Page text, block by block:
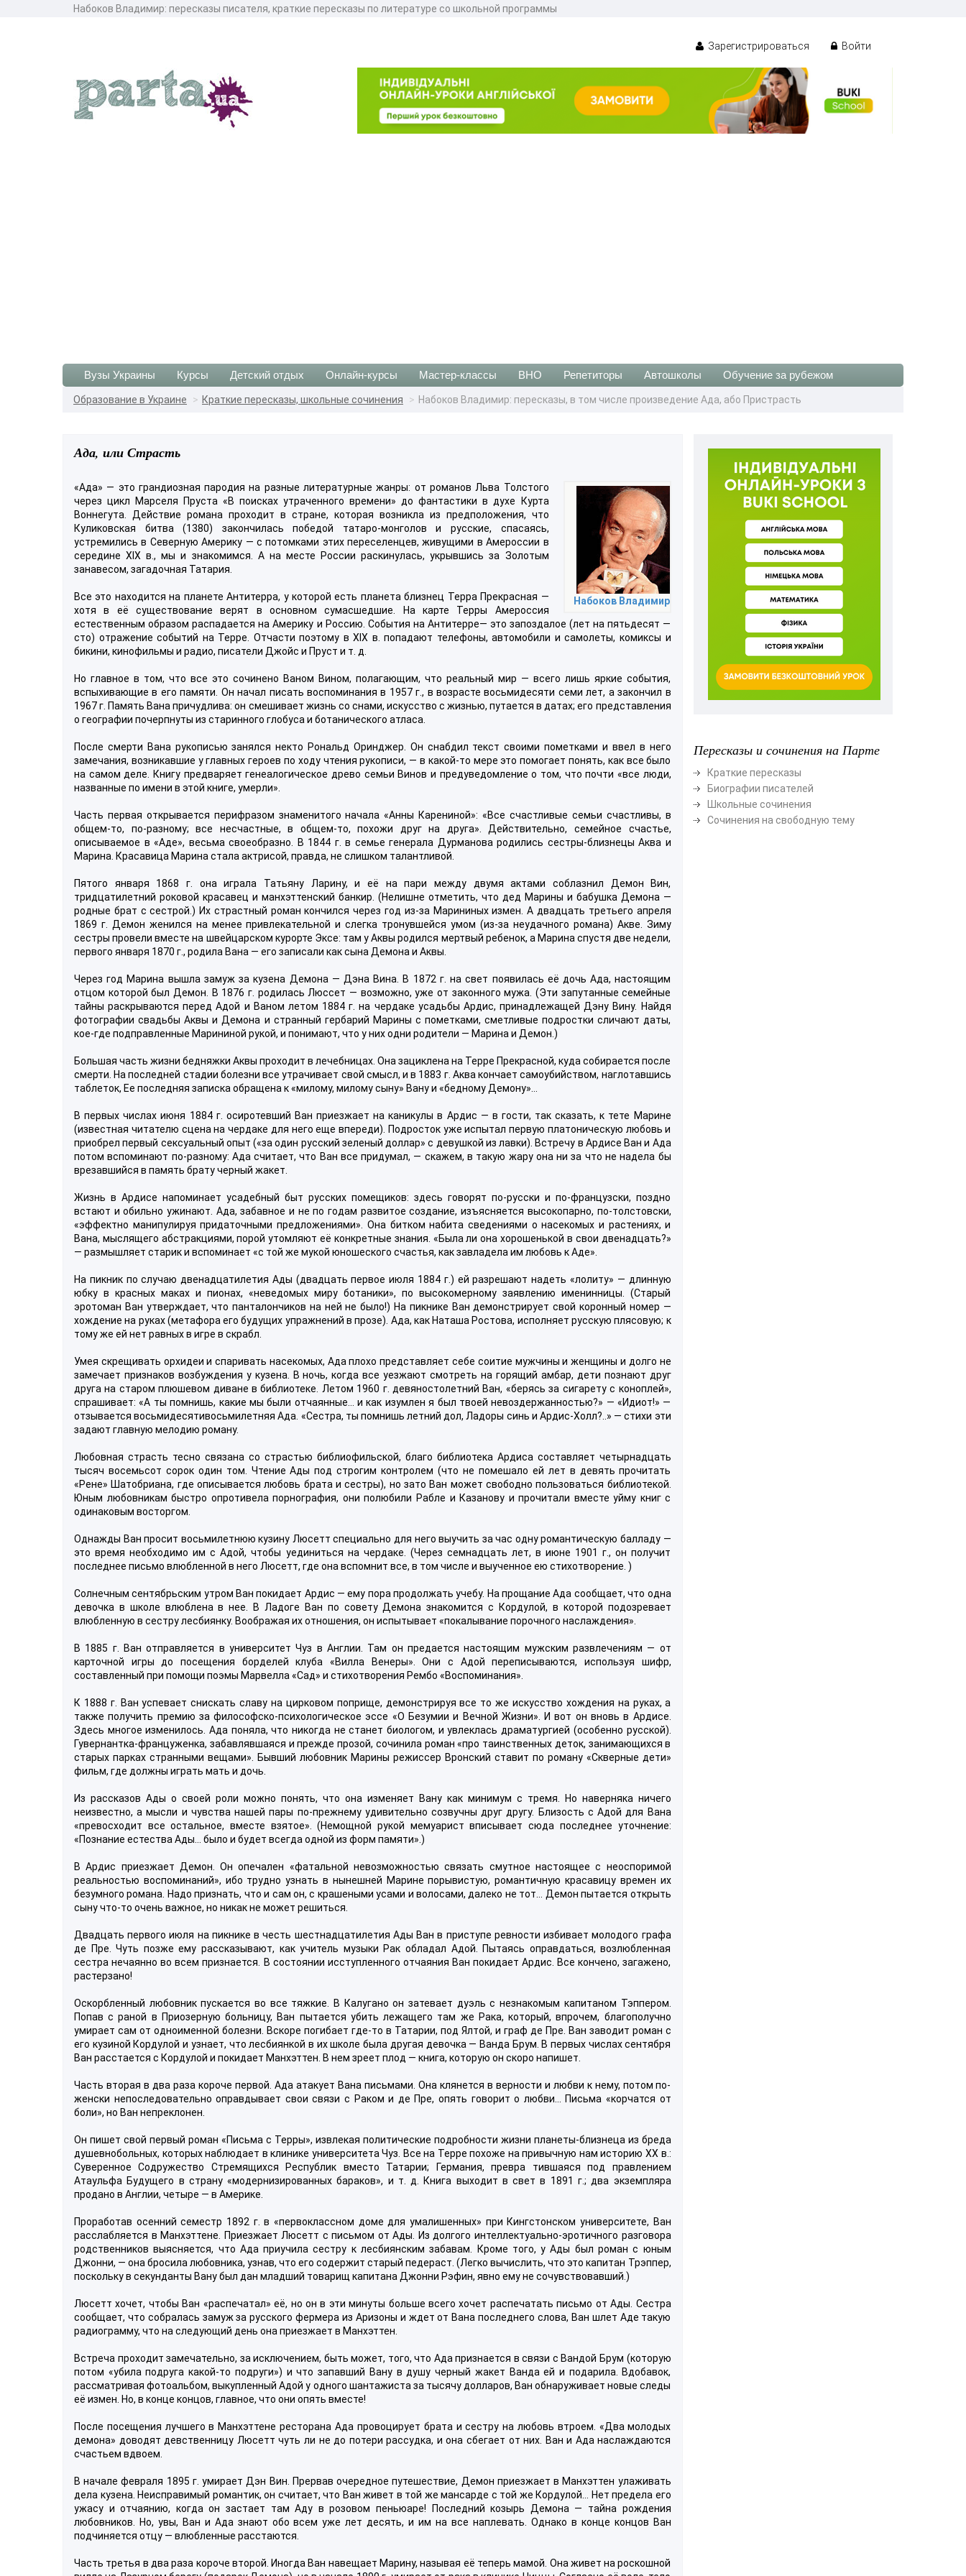
Набоков Владимир: пересказы писателя, краткие пересказы по литературе со школьной программы
Зарегистрироваться Войти
Вузы Украины Курсы Детский отдых Онлайн-курсы Мастер-классы ВНО Репетиторы Автошколы Обучение за рубежом
Образование в Украине Краткие пересказы, школьные сочинения Набоков Владимир: пересказы, в том числе произведение Ада, або Пристрасть
Ада, или Страсть
Набоков Владимир
«Ада» — это грандиозная пародия на разные литературные жанры: от романов Льва Толстого
через цикл Марселя Пруста «В поисках утраченного времени» до фантастики в духе Курта
Воннегута. Действие романа проходит в стране, которая возникла из предположения, что
Куликовская битва (1380) закончилась победой татаро-монголов и русские, спасаясь,
устремились в Северную Америку — с потомками этих переселенцев, живущими в Амероссии в
середине XIX в., мы и знакомимся. А на месте России раскинулась, укрывшись за Золотым
занавесом, загадочная Татария.
Все это находится на планете Антитерра, у которой есть планета близнец Терра Прекрасная —
хотя в её существование верят в основном сумасшедшие. На карте Терры Амероссия
естественным образом распадается на Америку и Россию. События на Антитерре— это запоздалое (лет на пятьдесят —
сто) отражение событий на Терре. Отчасти поэтому в XIX в. попадают телефоны, автомобили и самолеты, комиксы и
бикини, кинофильмы и радио, писатели Джойс и Пруст и т. д.
Но главное в том, что все это сочинено Ваном Вином, полагающим, что реальный мир — всего лишь яркие события,
вспыхивающие в его памяти. Он начал писать воспоминания в 1957 г., в возрасте восьмидесяти семи лет, а закончил в
1967 г. Память Вана причудлива: он смешивает жизнь со снами, искусство с жизнью, путается в датах; его представления
о географии почерпнуты из старинного глобуса и ботанического атласа.
После смерти Вана рукописью занялся некто Рональд Оринджер. Он снабдил текст своими пометками и ввел в него
замечания, возникавшие у главных героев по ходу чтения рукописи, — в какой-то мере это помогает понять, как все было
на самом деле. Книгу предваряет генеалогическое древо семьи Винов и предуведомление о том, что почти «все люди,
названные по имени в этой книге, умерли».
Часть первая открывается перифразом знаменитого начала «Анны Карениной»: «Все счастливые семьи счастливы, в
общем-то, по-разному; все несчастные, в общем-то, похожи друг на друга». Действительно, семейное счастье,
описываемое в «Аде», весьма своеобразно. В 1844 г. в семье генерала Дурманова родились сестры-близнецы Аква и
Марина. Красавица Марина стала актрисой, правда, не слишком талантливой.
Пятого января 1868 г. она играла Татьяну Ларину, и её на пари между двумя актами соблазнил Демон Вин,
тридцатилетний роковой красавец и манхэттенский банкир. (Нелишне отметить, что дед Марины и бабушка Демона —
родные брат с сестрой.) Их страстный роман кончился через год из-за Марининых измен. А двадцать третьего апреля
1869 г. Демон женился на менее привлекательной и слегка тронувшейся умом (из-за неудачного романа) Акве. Зиму
сестры провели вместе на швейцарском курорте Эксе: там у Аквы родился мертвый ребенок, а Марина спустя две недели,
первого января 1870 г., родила Вана — его записали как сына Демона и Аквы.
Через год Марина вышла замуж за кузена Демона — Дэна Вина. В 1872 г. на свет появилась её дочь Ада, настоящим
отцом которой был Демон. В 1876 г. родилась Люссет — возможно, уже от законного мужа. (Эти запутанные семейные
тайны раскрываются перед Адой и Ваном летом 1884 г. на чердаке усадьбы Ардис, принадлежащей Дэну Вину. Найдя
фотографии свадьбы Аквы и Демона и странный гербарий Марины с пометками, сметливые подростки сличают даты,
кое-где подправленные Марининой рукой, и понимают, что у них одни родители — Марина и Демон.)
Большая часть жизни бедняжки Аквы проходит в лечебницах. Она зациклена на Терре Прекрасной, куда собирается после
смерти. На последней стадии болезни все утрачивает свой смысл, и в 1883 г. Аква кончает самоубийством, наглотавшись
таблеток, Ее последняя записка обращена к «милому, милому сыну» Вану и «бедному Демону»…
В первых числах июня 1884 г. осиротевший Ван приезжает на каникулы в Ардис — в гости, так сказать, к тете Марине
(известная читателю сцена на чердаке для него еще впереди). Подросток уже испытал первую платоническую любовь и
приобрел первый сексуальный опыт («за один русский зеленый доллар» с девушкой из лавки). Встречу в Ардисе Ван и Ада
потом вспоминают по-разному: Ада считает, что Ван все придумал, — скажем, в такую жару она ни за что не надела бы
врезавшийся в память брату черный жакет.
Жизнь в Ардисе напоминает усадебный быт русских помещиков: здесь говорят по-русски и по-французски, поздно
встают и обильно ужинают. Ада, забавное и не по годам развитое создание, изъясняется высокопарно, по-толстовски,
«эффектно манипулируя придаточными предложениями». Она битком набита сведениями о насекомых и растениях, и
Вана, мыслящего абстракциями, порой утомляют её конкретные знания. «Была ли она хорошенькой в свои двенадцать?»
— размышляет старик и вспоминает «с той же мукой юношеского счастья, как завладела им любовь к Аде».
На пикник по случаю двенадцатилетия Ады (двадцать первое июля 1884 г.) ей разрешают надеть «лолиту» — длинную
юбку в красных маках и пионах, «неведомых миру ботаники», по высокомерному заявлению именинницы. (Старый
эротоман Ван утверждает, что панталончиков на ней не было!) На пикнике Ван демонстрирует свой коронный номер —
хождение на руках (метафора его будущих упражнений в прозе). Ада, как Наташа Ростова, исполняет русскую плясовую; к
тому же ей нет равных в игре в скрабл.
Умея скрещивать орхидеи и спаривать насекомых, Ада плохо представляет себе соитие мужчины и женщины и долго не
замечает признаков возбуждения у кузена. В ночь, когда все уезжают смотреть на горящий амбар, дети познают друг
друга на старом плюшевом диване в библиотеке. Летом 1960 г. девяностолетний Ван, «берясь за сигарету с коноплей»,
спрашивает: «А ты помнишь, какие мы были отчаянные… и как изумлен я был твоей невоздержанностью?» — «Идиот!» —
отзывается восьмидесятивосьмилетняя Ада. «Сестра, ты помнишь летний дол, Ладоры синь и Ардис-Холл?..» — стихи эти
задают главную мелодию роману.
Любовная страсть тесно связана со страстью библиофильской, благо библиотека Ардиса составляет четырнадцать
тысяч восемьсот сорок один том. Чтение Ады под строгим контролем (что не помешало ей лет в девять прочитать
«Рене» Шатобриана, где описывается любовь брата и сестры), но зато Ван может свободно пользоваться библиотекой.
Юным любовникам быстро опротивела порнография, они полюбили Рабле и Казанову и прочитали вместе уйму книг с
одинаковым восторгом.
Однажды Ван просит восьмилетнюю кузину Люсетт специально для него выучить за час одну романтическую балладу —
это время необходимо им с Адой, чтобы уединиться на чердаке. (Через семнадцать лет, в июне 1901 г., он получит
последнее письмо влюбленной в него Люсетт, где она вспомнит все, в том числе и выученное ею стихотворение. )
Солнечным сентябрьским утром Ван покидает Ардис — ему пора продолжать учебу. На прощание Ада сообщает, что одна
девочка в школе влюблена в нее. В Ладоге Ван по совету Демона знакомится с Кордулой, в которой подозревает
влюбленную в сестру лесбиянку. Воображая их отношения, он испытывает «покалывание порочного наслаждения».
В 1885 г. Ван отправляется в университет Чуз в Англии. Там он предается настоящим мужским развлечениям — от
карточной игры до посещения борделей клуба «Вилла Венеры». Они с Адой переписываются, используя шифр,
составленный при помощи поэмы Марвелла «Сад» и стихотворения Рембо «Воспоминания».
К 1888 г. Ван успевает снискать славу на цирковом поприще, демонстрируя все то же искусство хождения на руках, а
также получить премию за философско-психологическое эссе «О Безумии и Вечной Жизни». И вот он вновь в Ардисе.
Здесь многое изменилось. Ада поняла, что никогда не станет биологом, и увлеклась драматургией (особенно русской).
Гувернантка-француженка, забавлявшаяся и прежде прозой, сочинила роман «про таинственных деток, занимающихся в
старых парках странными вещами». Бывший любовник Марины режиссер Вронский ставит по роману «Скверные дети»
фильм, где должны играть мать и дочь.
Из рассказов Ады о своей роли можно понять, что она изменяет Вану как минимум с тремя. Но наверняка ничего
неизвестно, а мысли и чувства нашей пары по-прежнему удивительно созвучны друг другу. Близость с Адой для Вана
«превосходит все остальное, вместе взятое». (Немощной рукой мемуарист вписывает сюда последнее уточнение:
«Познание естества Ады… было и будет всегда одной из форм памяти».)
В Ардис приезжает Демон. Он опечален «фатальной невозможностью связать смутное настоящее с неоспоримой
реальностью воспоминаний», ибо трудно узнать в нынешней Марине порывистую, романтичную красавицу времен их
безумного романа. Надо признать, что и сам он, с крашеными усами и волосами, далеко не тот… Демон пытается открыть
сыну что-то очень важное, но никак не может решиться.
Двадцать первого июля на пикнике в честь шестнадцатилетия Ады Ван в приступе ревности избивает молодого графа
де Пре. Чуть позже ему рассказывают, как учитель музыки Рак обладал Адой. Пытаясь оправдаться, возлюбленная
сестра нечаянно во всем признается. В состоянии исступленного отчаяния Ван покидает Ардис. Все кончено, загажено,
растерзано!
Оскорбленный любовник пускается во все тяжкие. В Калугано он затевает дуэль с незнакомым капитаном Тэппером.
Попав с раной в Приозерную больницу, Ван пытается убить лежащего там же Рака, который, впрочем, благополучно
умирает сам от одноименной болезни. Вскоре погибает где-то в Татарии, под Ялтой, и граф де Пре. Ван заводит роман с
его кузиной Кордулой и узнает, что лесбиянкой в их школе была другая девочка — Ванда Брум. В первых числах сентября
Ван расстается с Кордулой и покидает Манхэттен. В нем зреет плод — книга, которую он скоро напишет.
Часть вторая в два раза короче первой. Ада атакует Вана письмами. Она клянется в верности и любви к нему, потом по-
женски непоследовательно оправдывает свои связи с Раком и де Пре, опять говорит о любви… Письма «корчатся от
боли», но Ван непреклонен.
Он пишет свой первый роман «Письма с Терры», извлекая политические подробности жизни планеты-близнеца из бреда
душевнобольных, которых наблюдает в клинике университета Чуз. Все на Терре похоже на привычную нам историю XX в.:
Суверенное Содружество Стремящихся Республик вместо Татарии; Германия, превра тившаяся под правлением
Атаульфа Будущего в страну «модернизированных бараков», и т. д. Книга выходит в свет в 1891 г.; два экземпляра
продано в Англии, четыре — в Америке.
Проработав осенний семестр 1892 г. в «первоклассном доме для умалишенных» при Кингстонском университете, Ван
расслабляется в Манхэттене. Приезжает Люсетт с письмом от Ады. Из долгого интеллектуально-эротичного разговора
родственников выясняется, что Ада приучила сестру к лесбиянским забавам. Кроме того, у Ады был роман с юным
Джонни, — она бросила любовника, узнав, что его содержит старый педераст. (Легко вычислить, что это капитан Трэппер,
поскольку в секунданты Вану был дан младший товарищ капитана Джонни Рэфин, явно ему не сочувствовавший.)
Люсетт хочет, чтобы Ван «распечатал» её, но он в эти минуты больше всего хочет распечатать письмо от Ады. Сестра
сообщает, что собралась замуж за русского фермера из Аризоны и ждет от Вана последнего слова, Ван шлет Аде такую
радиограмму, что на следующий день она приезжает в Манхэттен.
Встреча проходит замечательно, за исключением, быть может, того, что Ада признается в связи с Вандой Брум (которую
потом «убила подруга какой-то подруги») и что запавший Вану в душу черный жакет Ванда ей и подарила. Вдобавок,
рассматривая фотоальбом, выкупленный Адой у одного шантажиста за тысячу долларов, Ван обнаруживает новые следы
её измен. Но, в конце концов, главное, что они опять вместе!
После посещения лучшего в Манхэттене ресторана Ада провоцирует брата и сестру на любовь втроем. «Два молодых
демона» доводят девственницу Люсетт чуть ли не до потери рассудка, и она сбегает от них. Ван и Ада наслаждаются
счастьем вдвоем.
В начале февраля 1895 г. умирает Дэн Вин. Прервав очередное путешествие, Демон приезжает в Манхэттен улаживать
дела кузена. Неисправимый романтик, он считает, что Ван живет в той же мансарде с той же Кордулой… Нет предела его
ужасу и отчаянию, когда он застает там Аду в розовом пеньюаре! Последний козырь Демона — тайна рождения
любовников. Но, увы, Ван и Ада знают обо всем уже лет десять, и им на все наплевать. Однако в конце концов Ван
подчиняется отцу — влюбленные расстаются.
Часть третья в два раза короче второй. Иногда Ван навещает Марину, называя её теперь мамой. Она живет на роскошной
Пересказы и сочинения на Парте
Краткие пересказы
Биографии писателей
Школьные сочинения
Сочинения на свободную тему